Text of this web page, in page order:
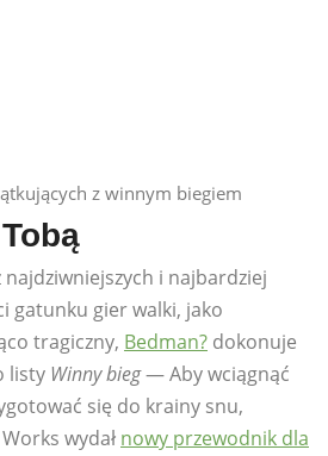
i najbardziej
gatunku gier walki, jako
tragiczny, Bedman? dokonuje
listy Winny bieg— Aby wciągnąć
się do krainy snu,
wydał nowy przewodnik dla